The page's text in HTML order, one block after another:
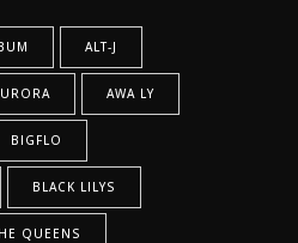
ALT-J
AWA LY
BIGFLO
BLACK LILYS
QUEENS